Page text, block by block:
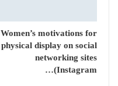
Women’s motivations for
physical display on social
networking sites
(Instagram…